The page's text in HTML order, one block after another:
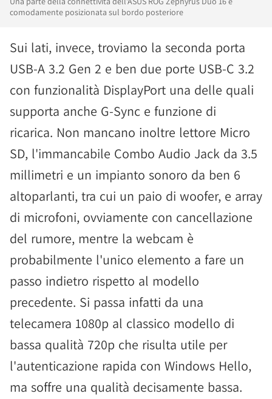
comodamente posizionata sul bordo posteriore
Sui lati, invece, troviamo la seconda porta
USB-A 3.2 Gen 2 e ben due porte USB-C 3.2
con funzionalità DisplayPort una delle quali
supporta anche G-Sync e funzione di
ricarica. Non mancano inoltre lettore Micro
SD, l'immancabile Combo Audio Jack da 3.5
millimetri e un impianto sonoro da ben 6
altoparlanti, tra cui un paio di woofer, e array
di microfoni, ovviamente con cancellazione
del rumore, mentre la webcam è
probabilmente l'unico elemento a fare un
passo indietro rispetto al modello
precedente. Si passa infatti da una
telecamera 1080p al classico modello di
bassa qualità 720p che risulta utile per
l'autenticazione rapida con Windows Hello,
ma soffre una qualità decisamente bassa.